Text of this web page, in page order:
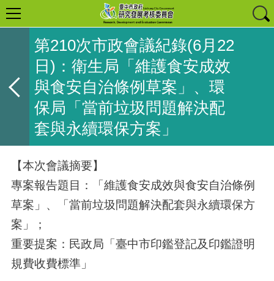
第210次市政會議紀錄(6月22
日)：衛生局「維護食安成效
與食安自治條例草案」、環
保局「當前垃圾問題解決配
套與永續環保方案」
【本次會議摘要】
專案報告題目：「維護食安成效與食安自治條例
草案」、「當前垃圾問題解決配套與永續環保方
案」；
重要提案：民政局「臺中市印鑑登記及印鑑證明
規費收費標準」